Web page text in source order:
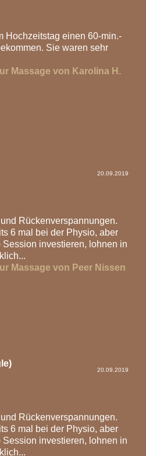
Hochzeitstag einen 60-min.-
Sie waren sehr
Massage von Karolina H.
20.09.2019
Rückenverspannungen.
6 mal bei der Physio, aber
investieren, lohnen in
Massage von Peer Nissen
20.09.2019
Rückenverspannungen.
6 mal bei der Physio, aber
investieren, lohnen in